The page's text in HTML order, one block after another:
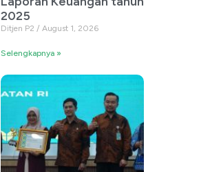
2025
Ditjen P2 August 1, 2026
Selengkapnya »